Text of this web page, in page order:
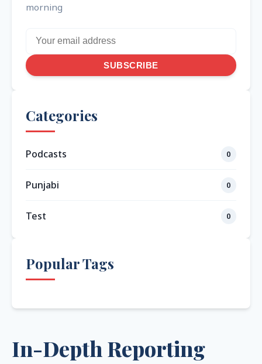
morning
SUBSCRIBE
Categories
Podcasts 0
Punjabi 0
Test 0
Popular Tags
In-Depth Reporting